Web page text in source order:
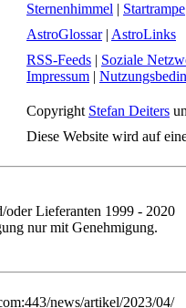
Sternenhimmel | Startrampe
AstroGlossar| AstroLinks
RSS-Feeds | Soziale
Impressum |
Copyright Stefan Deiters
Diese Website wird auf
oder Lieferanten 1999 - 2020
nur mit Genehmigung.
news/artikel/2023/04/